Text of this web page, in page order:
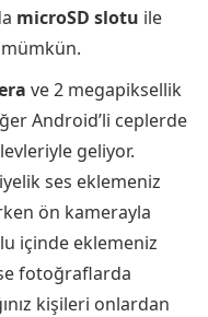
microSD slotu ile
ve 2 megapiksellik
Android’li ceplerde
geliyor.
ses eklemeniz
ön kamerayla
içinde eklemeniz
fotoğraflarda
kişileri onlardan